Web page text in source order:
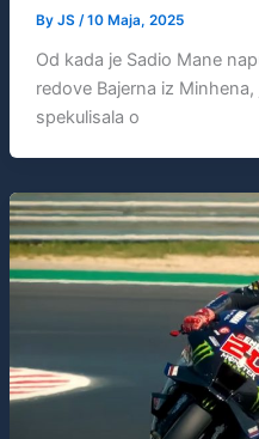
By JS /10 Maja, 2025
Od kada je Sadio Mane
redove Bajerna iz
spekulisala o